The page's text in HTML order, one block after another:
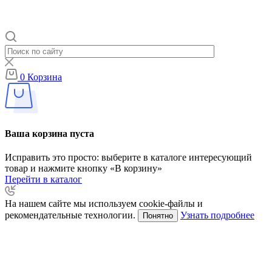
0 Корзина
Ваша корзина пуста
Исправить это просто: выберите в каталоге интересующий
товар и нажмите кнопку «В корзину»
Перейти в каталог
На нашем сайте мы используем cookie-файлы и
рекомендательные технологии.
Понятно Узнать подробнее